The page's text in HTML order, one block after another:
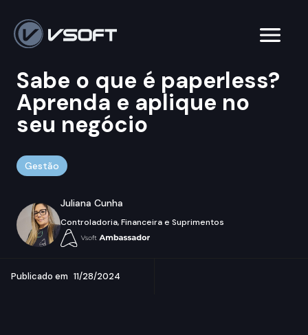
Sabe o que é paperless?
Aprenda e aplique no
seu negócio
Gestão
Juliana Cunha
Controladoria, Financeira e Suprimentos
Publicado em 11/28/2024